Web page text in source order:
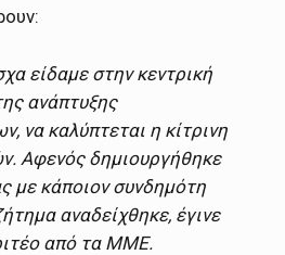
είδαμε στην κεντρική
ανάπτυξης
να καλύπτεται η κίτρινη
Αφενός δημιουργήθηκε
με κάποιον συνδημότη
αναδείχθηκε, έγινε
από τα ΜΜΕ.